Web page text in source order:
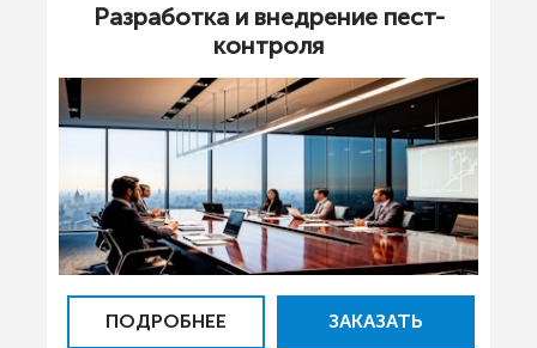
Разработка и внедрение пест-
контроля
ПОДРОБНЕЕ ЗАКАЗАТЬ